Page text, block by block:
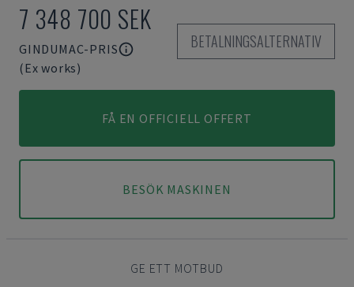
7 348 700 SEK
GINDUMAC-PRIS
(Ex works)
BETALNINGSALTERNATIV
FÅ EN OFFICIELL OFFERT
BESÖK MASKINEN
GE ETT MOTBUD